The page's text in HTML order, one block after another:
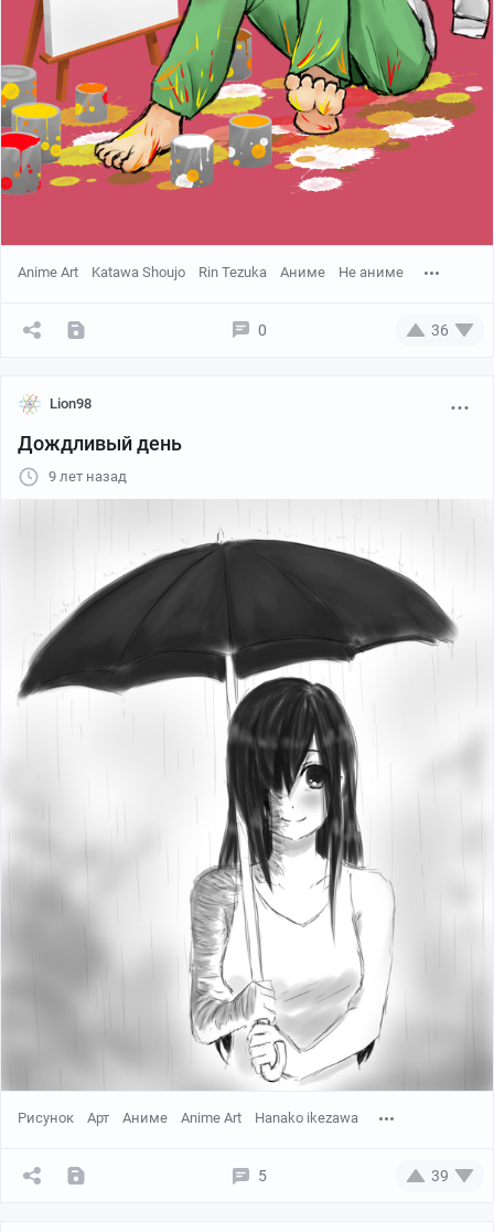
Anime Art Katawa Shoujo Rin Tezuka Аниме Не аниме
0 36
Lion98
Дождливый день
9 лет назад
Рисунок Арт Аниме Anime Art Hanako ikezawa
5 39